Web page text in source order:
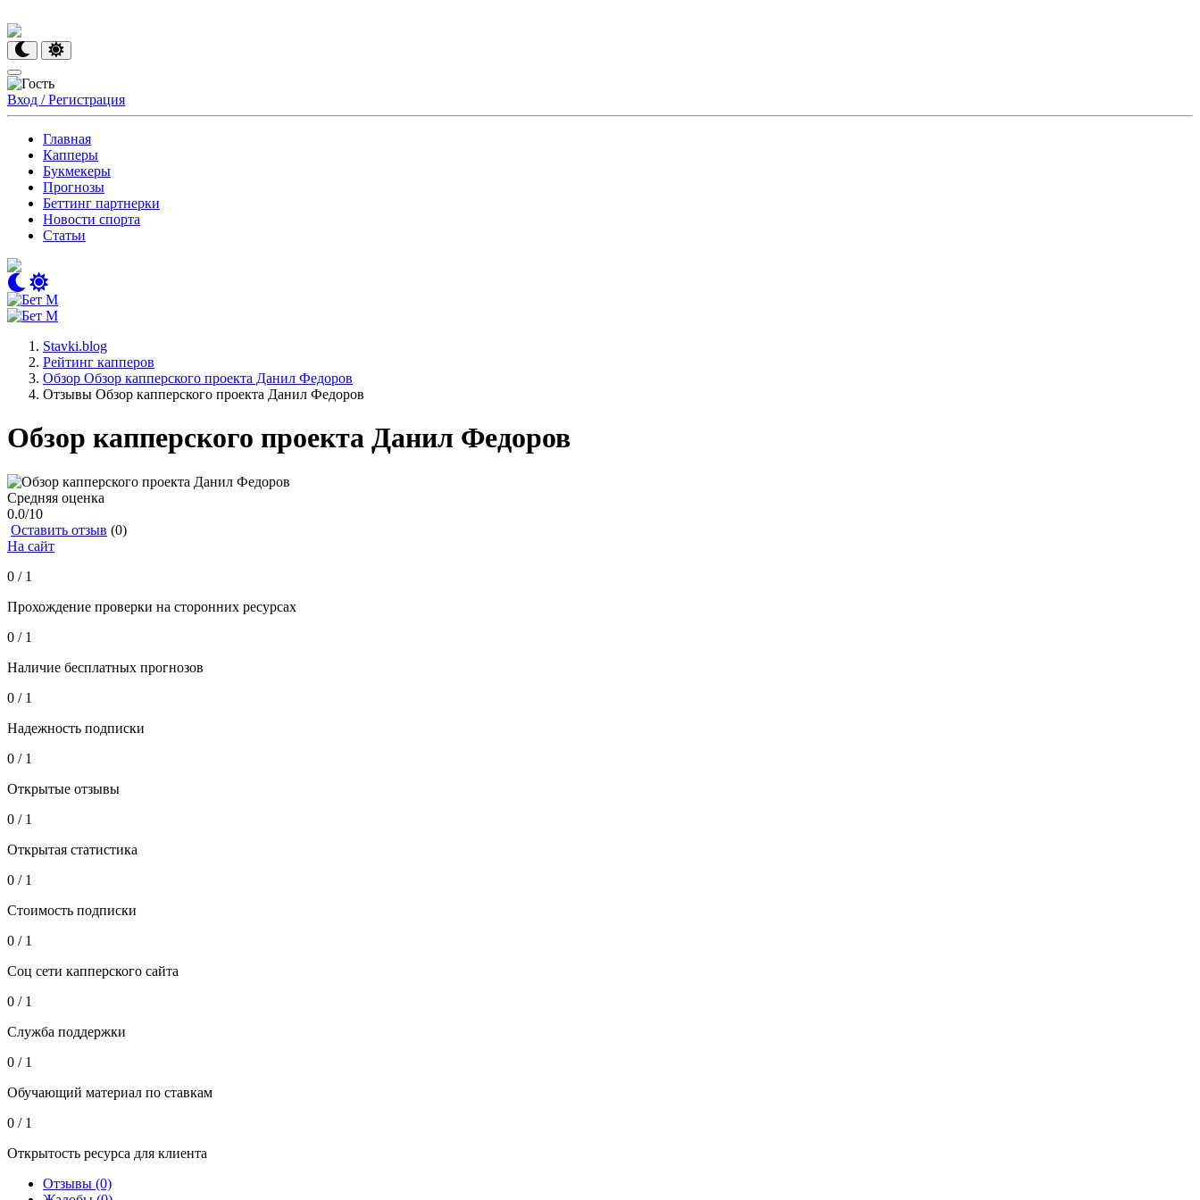
Вход / Регистрация
Главная
Капперы
Букмекеры
Прогнозы
Беттинг партнерки
Новости спорта
Статьи
Stavki.blog
Рейтинг капперов
Обзор Обзор капперского проекта Данил Федоров
Отзывы Обзор капперского проекта Данил Федоров
Обзор капперского проекта Данил Федоров
Средняя оценка
0.0/10
Оставить отзыв (0)
На сайт
0 / 1
Прохождение проверки на сторонних ресурсах
0 / 1
Наличие бесплатных прогнозов
0 / 1
Надежность подписки
0 / 1
Открытые отзывы
0 / 1
Открытая статистика
0 / 1
Стоимость подписки
0 / 1
Соц сети капперского сайта
0 / 1
Служба поддержки
0 / 1
Обучающий материал по ставкам
0 / 1
Открытость ресурса для клиента
Отзывы (0)